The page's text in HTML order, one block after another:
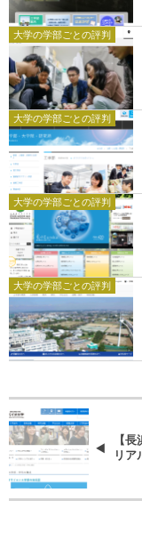
大学の学部ごとの評判
大学の学部ごとの評判
大学の学部ごとの評判
大学の学部ごとの評判
【
リア